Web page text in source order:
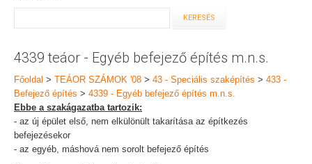
TEÁOR SZÁMOK '08
ENGEDÉLYKÖTELES
KAPCSOLAT
4339 teáor - Egyéb befejező építés m.n.s.
Főoldal > TEÁOR SZÁMOK '08 > 43 - Speciális szaképítés > 433 -
Befejező építés > 4339 - Egyéb befejező építés m.n.s.
Ebbe a szakágazatba tartozik:
- az új épület első, nem elkülönült takarítása az építkezés
befejezésekor
- az egyéb, máshová nem sorolt befejező építés